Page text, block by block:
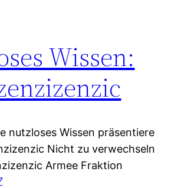
Wissen:
nutzloses Wissen präsentiere
Nicht zu verwechseln
Armee Fraktion